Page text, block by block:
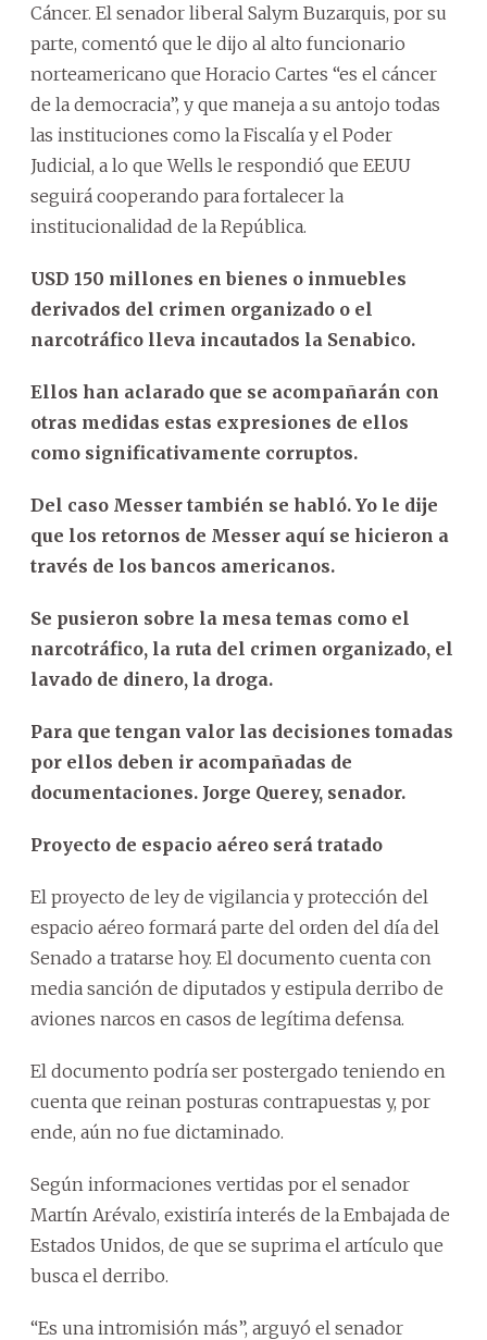
Cáncer. El senador liberal Salym Buzarquis, por su
parte, comentó que le dijo al alto funcionario
norteamericano que Horacio Cartes “es el cáncer
de la democracia”, y que maneja a su antojo todas
las instituciones como la Fiscalía y el Poder
Judicial, a lo que Wells le respondió que EEUU
seguirá cooperando para fortalecer la
institucionalidad de la República.
USD 150 millones en bienes o inmuebles
derivados del crimen organizado o el
narcotráfico lleva incautados la Senabico.
Ellos han aclarado que se acompañarán con
otras medidas estas expresiones de ellos
como significativamente corruptos.
Del caso Messer también se habló. Yo le dije
que los retornos de Messer aquí se hicieron a
través de los bancos americanos.
Se pusieron sobre la mesa temas como el
narcotráfico, la ruta del crimen organizado, el
lavado de dinero, la droga.
Para que tengan valor las decisiones tomadas
por ellos deben ir acompañadas de
documentaciones. Jorge Querey, senador.
Proyecto de espacio aéreo será tratado
El proyecto de ley de vigilancia y protección del
espacio aéreo formará parte del orden del día del
Senado a tratarse hoy. El documento cuenta con
media sanción de diputados y estipula derribo de
aviones narcos en casos de legítima defensa.
El documento podría ser postergado teniendo en
cuenta que reinan posturas contrapuestas y, por
ende, aún no fue dictaminado.
Según informaciones vertidas por el senador
Martín Arévalo, existiría interés de la Embajada de
Estados Unidos, de que se suprima el artículo que
busca el derribo.
“Es una intromisión más”, arguyó el senador